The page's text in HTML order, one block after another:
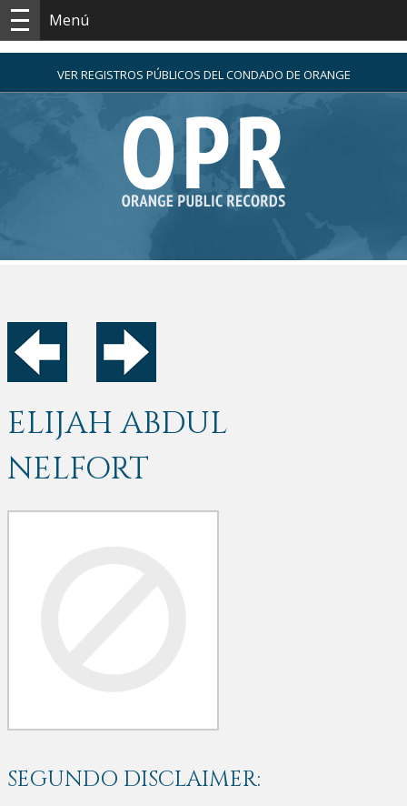
Menú
VER REGISTROS PÚBLICOS DEL CONDADO DE ORANGE
ELIJAH ABDUL
NELFORT
SEGUNDO DISCLAIMER: